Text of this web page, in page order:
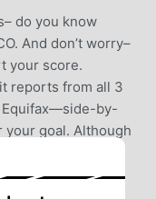
do you know
And don’t worry–
your score.
reports from all 3
Equifax—side-by-
goal. Although
can vary as
With myFICO,